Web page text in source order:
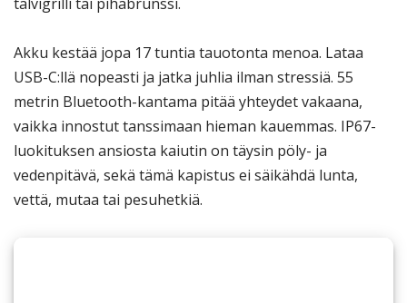
Akku kestää jopa 17 tuntia tauotonta menoa. Lataa
USB-C:llä nopeasti ja jatka juhlia ilman stressiä. 55
metrin Bluetooth-kantama pitää yhteydet vakaana,
vaikka innostut tanssimaan hieman kauemmas. IP67-
luokituksen ansiosta kaiutin on täysin pöly- ja
vedenpitävä, sekä tämä kapistus ei säikähdä lunta,
vettä, mutaa tai pesuhetkiä.